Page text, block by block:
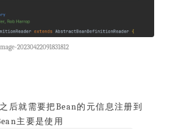
20230422091831812
后就需要把Bean的元信息注册到
主要是使用